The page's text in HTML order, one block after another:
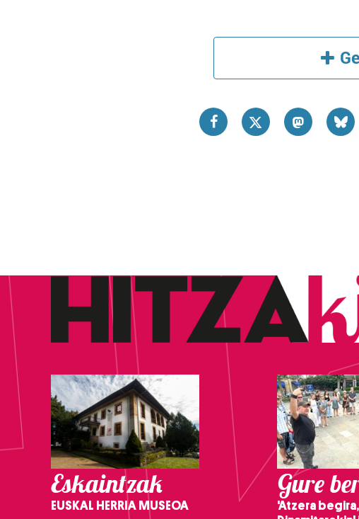
Eskaintzak
EUSKAL HERRIA MUSEOA
Gure
'Atzera begira,